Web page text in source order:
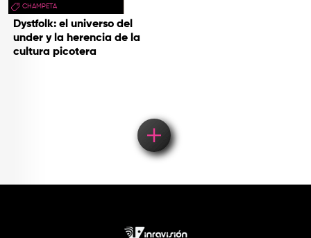
CHAMPETA
Dystfolk: el universo del
under y la herencia de la
cultura picotera